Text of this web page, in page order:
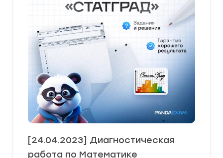
[24.04.2023] Диагностическая
работа по Математике